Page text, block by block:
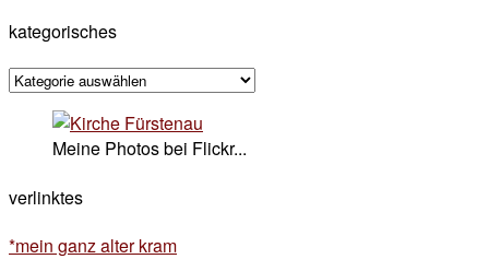
kategorisches
kategorisches
Meine Photos bei Flickr...
verlinktes
*mein ganz alter kram